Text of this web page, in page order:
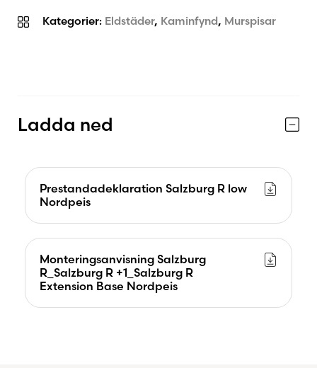
Kategorier: Eldstäder, Kaminfynd, Murspisar
Ladda ned
Prestandadeklaration Salzburg R low
Nordpeis
Monteringsanvisning Salzburg
R_Salzburg R +1_Salzburg R
Extension Base Nordpeis